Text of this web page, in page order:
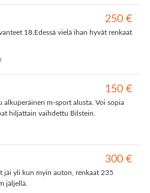
250 €
18.Edessä vielä ihan hyvät renkaat
150 €
m-sport alusta. Voi sopia
hiljattain vaihdettu Bilstein.
300 €
jäi yli kun myin auton, renkaat 235
jäljellä.